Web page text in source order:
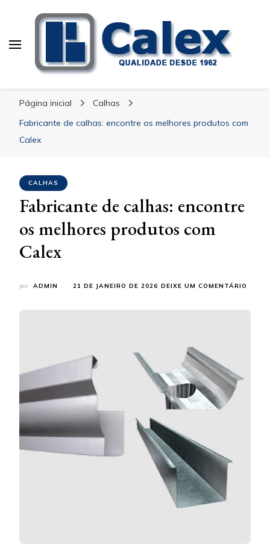
Industriais
Página inicial
Calhas
Fabricante de calhas: encontre os melhores produtos com
Calex
CALHAS
Fabricante de calhas: encontre
os melhores produtos com
Calex
por ADMIN 21 DE JANEIRO DE 2026 DEIXE UM COMENTÁRIO